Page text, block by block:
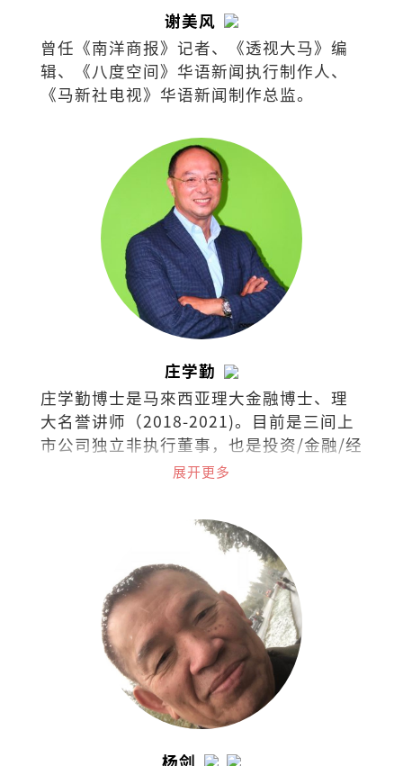
谢美风
曾任《南洋商报》记者、《透视大马》编
辑、《八度空间》华语新闻执行制作人、
《马新社电视》华语新闻制作总监。
庄学勤
庄学勤博士是马來西亚理大金融博士、理
大名誉讲师（2018-2021)。目前是三间上
市公司独立非执行董事，也是投资/金融/经
济领域的培训讲师。展开更多
杨剑